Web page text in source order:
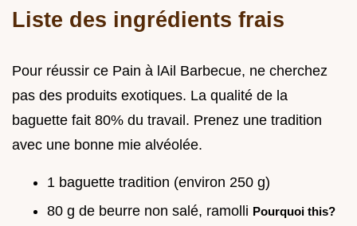
Liste des ingrédients frais
Pour réussir ce Pain à lAil Barbecue, ne cherchez
pas des produits exotiques. La qualité de la
baguette fait 80% du travail. Prenez une tradition
avec une bonne mie alvéolée.
1 baguette tradition (environ 250 g)
80 g de beurre non salé, ramolli Pourquoi this?